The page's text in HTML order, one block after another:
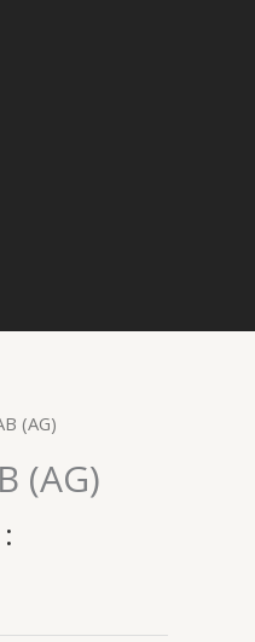
(AG)
(AG)